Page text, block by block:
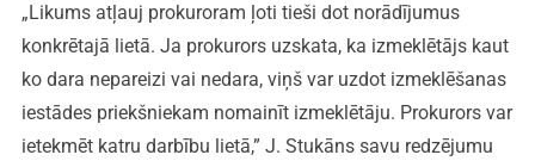
„Likums atļauj prokuroram ļoti tieši dot norādījumus
konkrētajā lietā. Ja prokurors uzskata, ka izmeklētājs kaut
ko dara nepareizi vai nedara, viņš var uzdot izmeklēšanas
iestādes priekšniekam nomainīt izmeklētāju. Prokurors var
ietekmēt katru darbību lietā,” J. Stukāns savu redzējumu